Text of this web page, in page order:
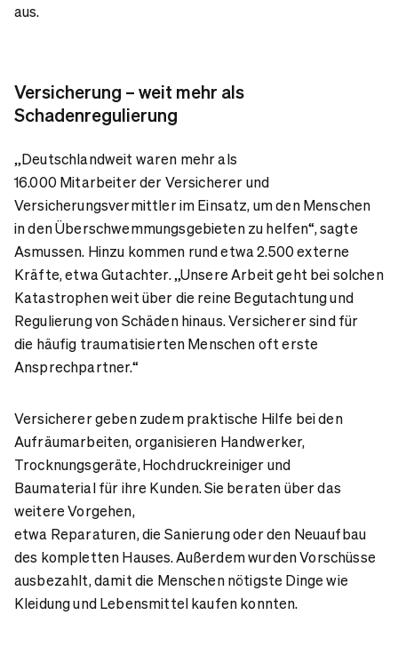
aus.
Versicherung – weit mehr als
Schadenregulierung
„Deutschlandweit waren mehr als
16.000 Mitarbeiter der Versicherer und
Versicherungsvermittler im Einsatz, um den Menschen
in den Überschwemmungsgebieten zu helfen“, sagte
Asmussen. Hinzu kommen rund etwa 2.500 externe
Kräfte, etwa Gutachter. „Unsere Arbeit geht bei solchen
Katastrophen weit über die reine Begutachtung und
Regulierung von Schäden hinaus. Versicherer sind für
die häufig traumatisierten Menschen oft erste
Ansprechpartner.“
Versicherer geben zudem praktische Hilfe bei den
Aufräumarbeiten, organisieren Handwerker,
Trocknungsgeräte, Hochdruckreiniger und
Baumaterial für ihre Kunden. Sie beraten über das
weitere Vorgehen,
etwa Reparaturen, die Sanierung oder den Neuaufbau
des kompletten Hauses. Außerdem wurden Vorschüsse
ausbezahlt, damit die Menschen nötigste Dinge wie
Kleidung und Lebensmittel kaufen konnten.